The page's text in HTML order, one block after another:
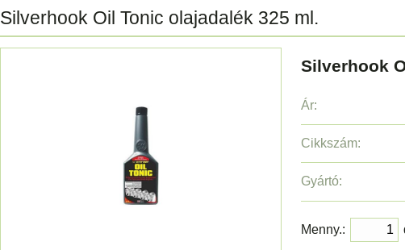
Silverhook Oil Tonic olajadalék 325 ml.
Silverhook
Ár:
Cikkszám:
Gyártó:
Menny.: